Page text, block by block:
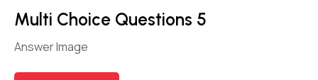
Multi Choice Questions 5
Answer Image